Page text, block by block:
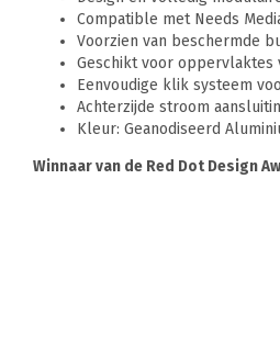
Compatible met Needs
Voorzien van beschermde
Geschikt voor oppervlaktes
Eenvoudige klik systeem
Achterzijde stroom
Kleur: Geanodiseerd
Winnaar van de Red Dot Design